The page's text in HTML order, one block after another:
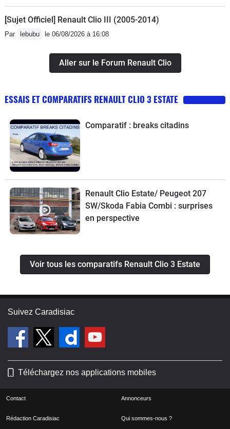
[Sujet Officiel] Renault Clio III (2005-2014)
Par lebubu le 06/08/2026 à 16:08
Aller sur le Forum Renault Clio
ESSAIS ET COMPARATIFS RENAULT CLIO 3 ESTATE
Comparatif : breaks citadins
Renault Clio Estate/ Peugeot 207
SW/Skoda Fabia Combi : surprises
en perspective
Voir tous les comparatifs Renault Clio 3 Estate
Suivez Caradisiac
Téléchargez nos applications mobiles
Contact Annonceurs
Rédaction Caradisiac Qui sommes-nous ?